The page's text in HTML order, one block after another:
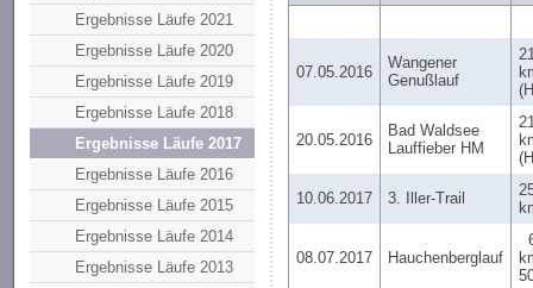
Ergebnisse Läufe 2021
Ergebnisse Läufe 2020
Ergebnisse Läufe 2019
Ergebnisse Läufe 2018
Ergebnisse Läufe 2017
Ergebnisse Läufe 2016
Ergebnisse Läufe 2015
Ergebnisse Läufe 2014
Ergebnisse Läufe 2013
07.05.2016
Wangener
Genußlauf
20.05.2016
Bad Waldsee
Lauffieber HM
10.06.2017 3. Iller-Trail
08.07.2017 Hauchenberglauf